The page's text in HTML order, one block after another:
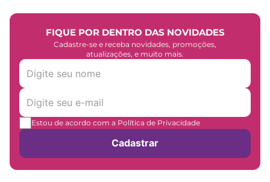
FIQUE POR DENTRO DAS NOVIDADES
Cadastre-se e receba novidades, promoções,
atualizações, e muito mais.
Estou de acordo com a Política de Privacidade
Cadastrar